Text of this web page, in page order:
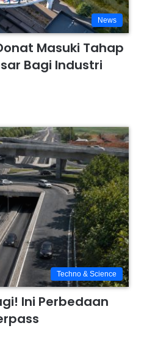
News
Masuki Tahap
Bagi Industri
Techno & Science
Ini Perbedaan